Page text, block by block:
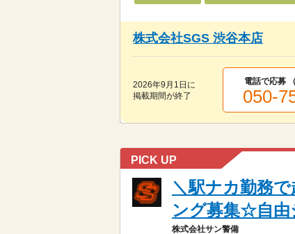
株式会社SGS 渋谷本店
2026年9月1日 に
掲載期間が終了
電話で応募
050-
PICK UP
＼駅ナカ勤務
ング募集☆自由
株式会社サン警備